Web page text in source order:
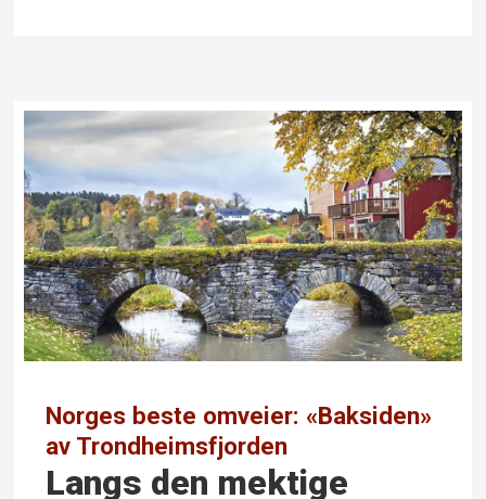
Norges beste omveier: «Baksiden»
av Trondheimsfjorden
Langs den mektige